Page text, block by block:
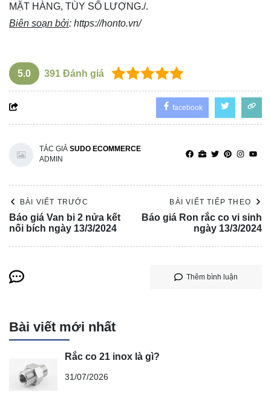
MẶT HÀNG, TÙY SỐ LƯỢNG./.
Biên soạn bởi: https://honto.vn/
5.0 391 Đánh giá
facebook
TÁC GIẢ SUDO ECOMMERCE
ADMIN
BÀI VIẾT TRƯỚC
Báo giá Van bi 2 nửa kết
nối bích ngày 13/3/2024
BÀI VIẾT TIẾP THEO
Báo giá Ron rắc co vi sinh
ngày 13/3/2024
Thêm bình luận
Bài viết mới nhất
Rắc co 21 inox là gì?
31/07/2026